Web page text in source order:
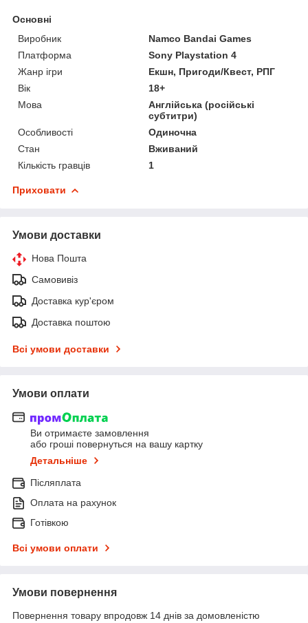
Основні
Виробник
Namco Bandai Games
Платформа
Sony Playstation 4
Жанр ігри
Екшн, Пригоди/Квест, РПГ
Вік
18+
Мова
Англійська (російські
субтитри)
Особливості
Одиночна
Стан
Вживаний
Кількість гравців
1
Приховати
Умови доставки
Нова Пошта
Самовивіз
Доставка кур'єром
Доставка поштою
Всі умови доставки
Умови оплати
Ви отримаєте замовлення
або гроші повернуться на вашу картку
Детальніше
Післяплата
Оплата на рахунок
Готівкою
Всі умови оплати
Умови повернення
Повернення товару впродовж 14 днів за домовленістю